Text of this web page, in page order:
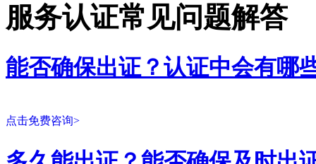
服务认证常见问题解答
能否确保出证？认证中会有哪
点击免费咨询>